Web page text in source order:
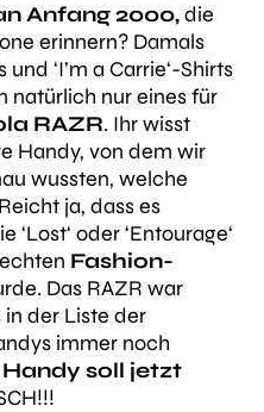
Anfang 2000,die
erinnern? Damals
‘I’m a Carrie‘-Shirts
natürlich nur eines für
RAZR. Ihr wisst
Handy, von dem wir
wussten, welche
ja, dass es
‘Lost‘ oder‘Entourage‘
Fashion-
Das RAZR war
in der Liste der
immer noch
Handy soll jetzt